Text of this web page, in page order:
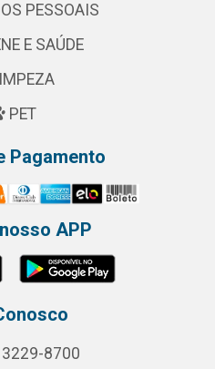
PESSOAIS
E SAÚDE
PET
Pagamento
APP
8700